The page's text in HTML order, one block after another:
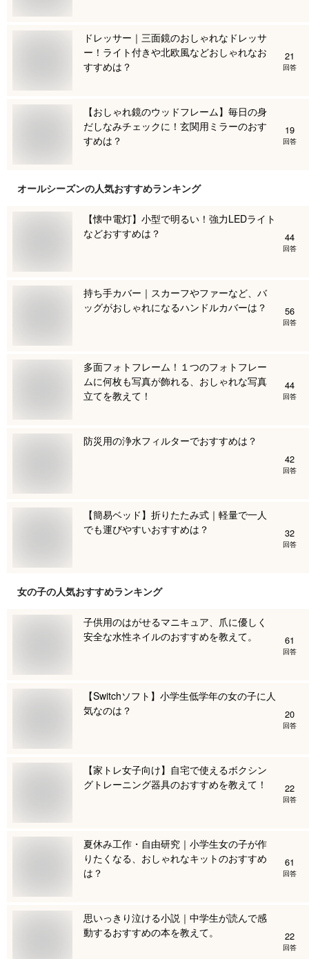
ドレッサー｜三面鏡のおしゃれなドレッサ
ー！ライト付きや北欧風などおしゃれなお
すすめは？
21
回答
【おしゃれ鏡のウッドフレーム】毎日の身
だしなみチェックに！玄関用ミラーのおす
すめは？
19
回答
オールシーズンの人気おすすめランキング
【懐中電灯】小型で明るい！強力LEDライト
などおすすめは？
44
回答
持ち手カバー｜スカーフやファーなど、バ
ッグがおしゃれになるハンドルカバーは？
56
回答
多面フォトフレーム！１つのフォトフレー
ムに何枚も写真が飾れる、おしゃれな写真
立てを教えて！
44
回答
防災用の浄水フィルターでおすすめは？
42
回答
【簡易ベッド】折りたたみ式｜軽量で一人
でも運びやすいおすすめは？
32
回答
女の子の人気おすすめランキング
子供用のはがせるマニキュア、爪に優しく
安全な水性ネイルのおすすめを教えて。
61
回答
【Switchソフト】小学生低学年の女の子に人
気なのは？
20
回答
【家トレ女子向け】自宅で使えるボクシン
グトレーニング器具のおすすめを教えて！
22
回答
夏休み工作・自由研究｜小学生女の子が作
りたくなる、おしゃれなキットのおすすめ
は？
61
回答
思いっきり泣ける小説｜中学生が読んで感
動するおすすめの本を教えて。
22
回答